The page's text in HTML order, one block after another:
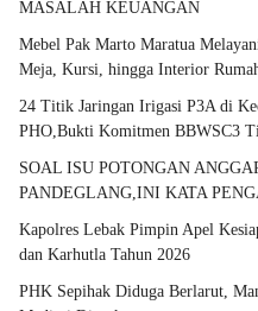
MASALAH KEUANGAN
Mebel Pak Marto Maratua
Meja, Kursi, hingga Interior
24 Titik Jaringan Irigasi P3A di
PHO,Bukti Komitmen BBWSC3
SOAL ISU POTONGAN
PANDEGLANG,INI KATA
Kapolres Lebak Pimpin Apel
dan Karhutla Tahun 2026
PHK Sepihak Diduga Berlarut,